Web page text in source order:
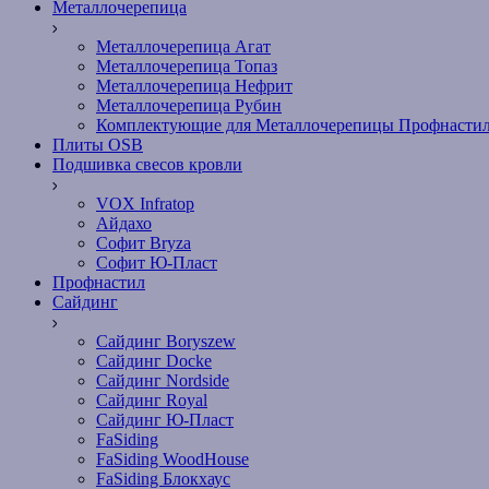
Металлочерепица
Металлочерепица Агат
Металлочерепица Топаз
Металлочерепица Нефрит
Металлочерепица Рубин
Комплектующие для Металлочерепицы
Плиты OSB
Подшивка свесов кровли
VOX Infratop
Айдахо
Софит Bryza
Софит Ю-Пласт
Профнастил
Сайдинг
Сайдинг Boryszew
Сайдинг Docke
Сайдинг Nordside
Сайдинг Royal
Сайдинг Ю-Пласт
FaSiding
FaSiding WoodHouse
FaSiding Блокхаус